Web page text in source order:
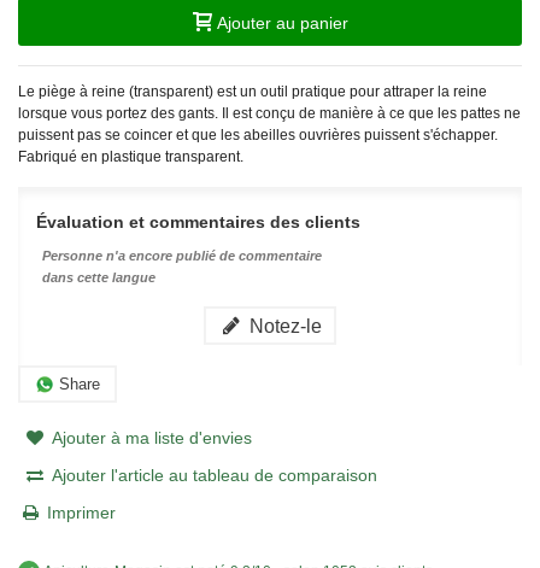
Ajouter au panier
Le piège à reine (transparent) est un outil pratique pour attraper la reine
lorsque vous portez des gants. Il est conçu de manière à ce que les pattes ne
puissent pas se coincer et que les abeilles ouvrières puissent s'échapper.
Fabriqué en plastique transparent.
Évaluation et commentaires des clients
Personne n'a encore publié de commentaire
dans cette langue
Notez-le
Share
Ajouter à ma liste d'envies
Ajouter l'article au tableau de comparaison
Imprimer